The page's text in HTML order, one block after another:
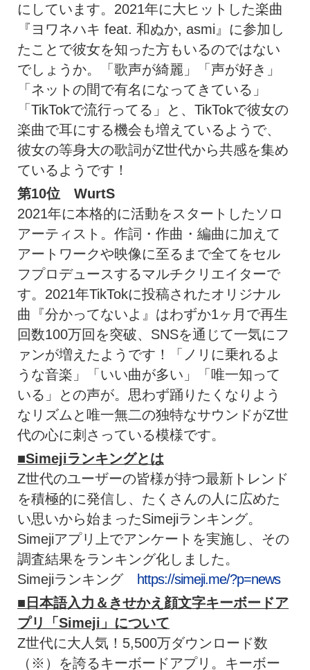
にしています。2021年に大ヒットした楽曲
『ヨワネハキ feat. 和ぬか, asmi』に参加し
たことで彼女を知った方もいるのではない
でしょうか。「歌声が綺麗」「声が好き」
「ネットの間で有名になってきている」
「TikTokで流行ってる」と、TikTokで彼女の
楽曲で耳にする機会も増えているようで、
彼女の等身大の歌詞がZ世代から共感を集め
ているようです！
第10位
WurtS
2021年に本格的に活動をスタートしたソロ
アーティスト。作詞・作曲・編曲に加えて
アートワークや映像に至るまで全てをセル
フプロデュースするマルチクリエイターで
す。2021年TikTokに投稿されたオリジナル
曲『分かってないよ』はわずか1ヶ月で再生
回数100万回を突破、SNSを通じて一気にフ
ァンが増えたようです！「ノリに乗れるよ
うな音楽」「いい曲が多い」「唯一知って
いる」との声が。思わず踊りたくなりよう
なリズムと唯一無二の独特なサウンドがZ世
代の心に刺さっている模様です。
■Simejiランキングとは
Z世代のユーザーの皆様が持つ最新トレンド
を積極的に発信し、たくさんの人に広めた
い思いから始まったSimejiランキング。
Simejiアプリ上でアンケートを実施し、その
調査結果をランキング化しました。
Simejiランキング
https://simeji.me/?p=news
■日本語入力＆きせかえ顔文字キーボードア
プリ「 Simeji 」について
Z世代に大人気！5,500万ダウンロード数
（※）を誇るキーボードアプリ。キーボー